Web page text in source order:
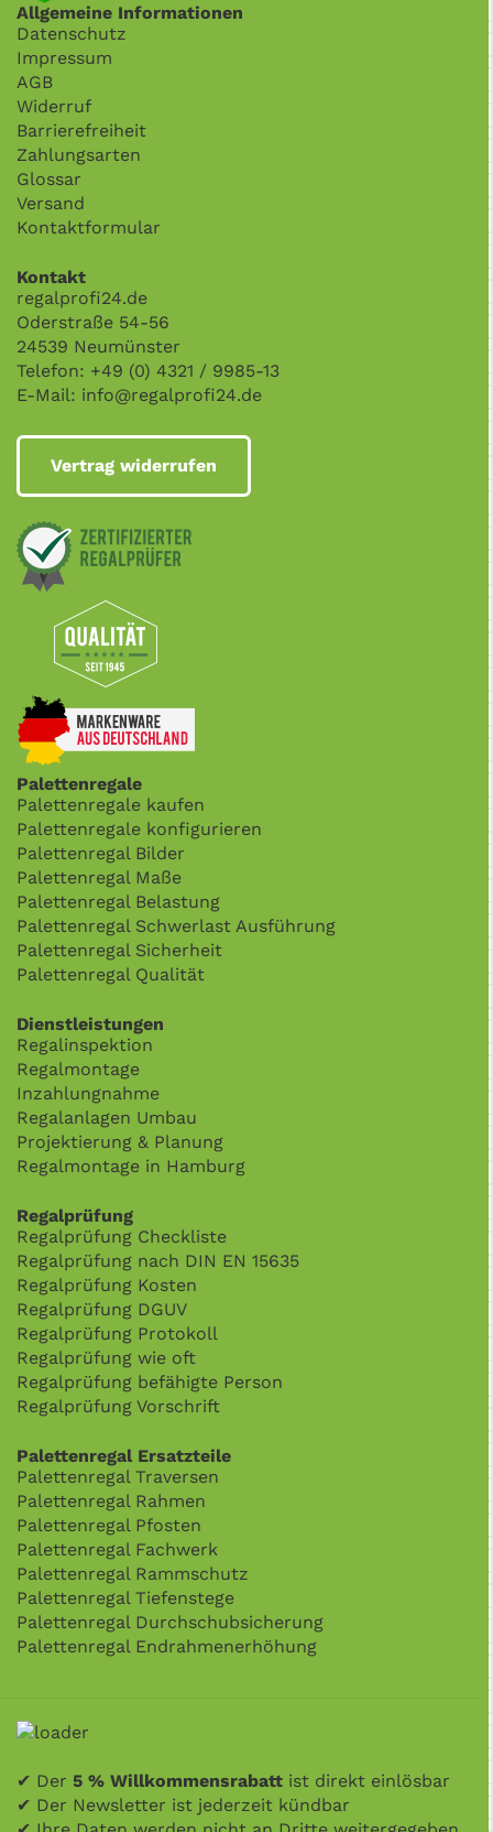
Allgemeine Informationen
Datenschutz
Impressum
AGB
Widerruf
Barrierefreiheit
Zahlungsarten
Glossar
Versand
Kontaktformular
Kontakt
regalprofi24.de
Oderstraße 54-56
24539 Neumünster
Telefon: +49 (0) 4321 / 9985-13
E-Mail: info@regalprofi24.de
Vertrag widerrufen
Palettenregale
Palettenregale kaufen
Palettenregale konfigurieren
Palettenregal Bilder
Palettenregal Maße
Palettenregal Belastung
Palettenregal Schwerlast Ausführung
Palettenregal Sicherheit
Palettenregal Qualität
Dienstleistungen
Regalinspektion
Regalmontage
Inzahlungnahme
Regalanlagen Umbau
Projektierung & Planung
Regalmontage in Hamburg
Regalprüfung
Regalprüfung Checkliste
Regalprüfung nach DIN EN 15635
Regalprüfung Kosten
Regalprüfung DGUV
Regalprüfung Protokoll
Regalprüfung wie oft
Regalprüfung befähigte Person
Regalprüfung Vorschrift
Palettenregal Ersatzteile
Palettenregal Traversen
Palettenregal Rahmen
Palettenregal Pfosten
Palettenregal Fachwerk
Palettenregal Rammschutz
Palettenregal Tiefenstege
Palettenregal Durchschubsicherung
Palettenregal Endrahmenerhöhung
✔ Der 5 % Willkommensrabatt ist direkt einlösbar
✔ Der Newsletter ist jederzeit kündbar